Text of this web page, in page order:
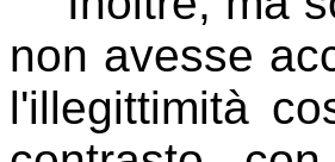
non avesse
l'illegittimità